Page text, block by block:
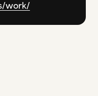
work/